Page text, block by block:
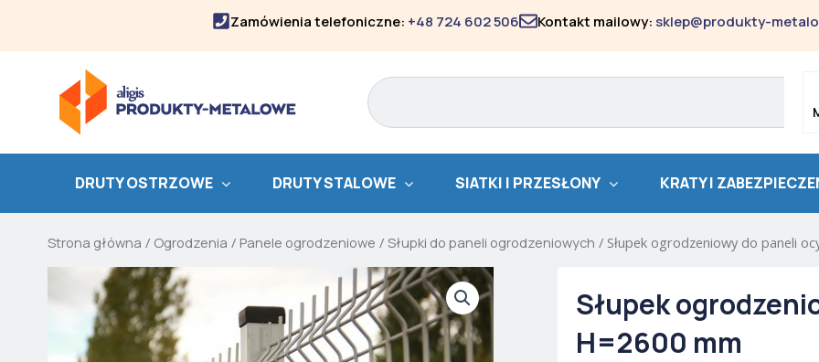
Zamówienia telefoniczne: +48 724 602 506 Kontakt mailowy: sklep@produkty-
Search
DRUTY OSTRZOWE DRUTY STALOWE SIATKI I PRZESŁONY KRATY I
Strona główna / Ogrodzenia / Panele ogrodzeniowe / Słupki do paneli ogrodzeniowych / Słupek ogrodzeniowy do paneli
Słupek
H=2600 mm